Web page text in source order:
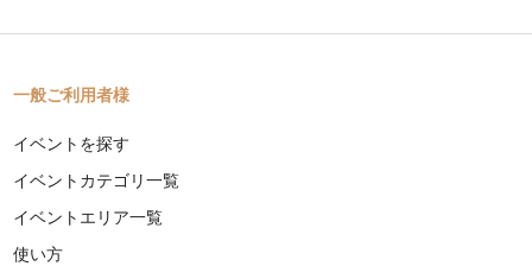
一般ご利用者様
イベントを探す
イベントカテゴリ一覧
イベントエリア一覧
使い方